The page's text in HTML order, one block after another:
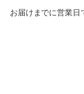
お届けまでに営業日